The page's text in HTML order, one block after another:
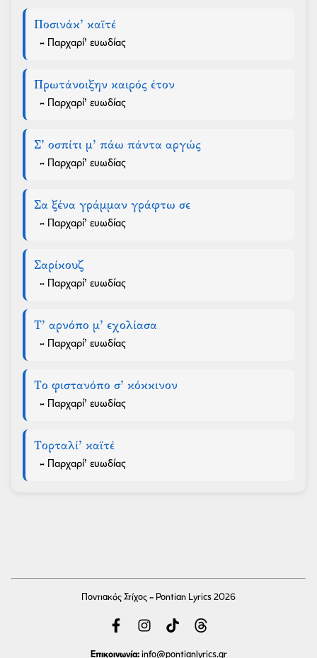
Ποσινάκ’ καϊτέ
- Παρχαρί’ ευωδίας
Πρωτάνοιξην καιρός έτον
- Παρχαρί’ ευωδίας
Σ’ οσπίτι μ’ πάω πάντα αργώς
- Παρχαρί’ ευωδίας
Σα ξένα γράμμαν γράφτω σε
- Παρχαρί’ ευωδίας
Σαρίκουζ
- Παρχαρί’ ευωδίας
Τ’ αρνόπο μ’ εχολίασα
- Παρχαρί’ ευωδίας
Το φιστανόπο σ’ κόκκινον
- Παρχαρί’ ευωδίας
Τορταλί’ καϊτέ
- Παρχαρί’ ευωδίας
Ποντιακός Στίχος - Pontian Lyrics 2026
Επικοινωνία: info@pontianlyrics.gr